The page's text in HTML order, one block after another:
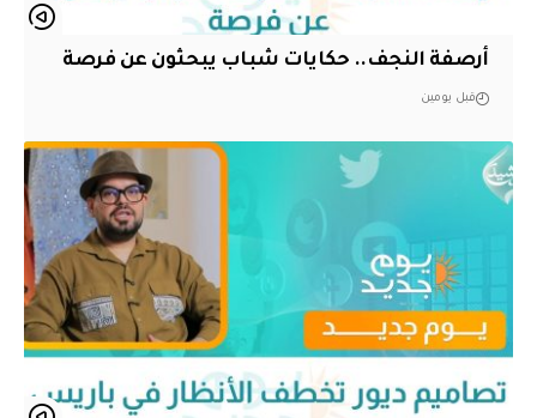
أرصفة النجف.. حكايات شباب يبحثون عن فرصة
قبل يومين